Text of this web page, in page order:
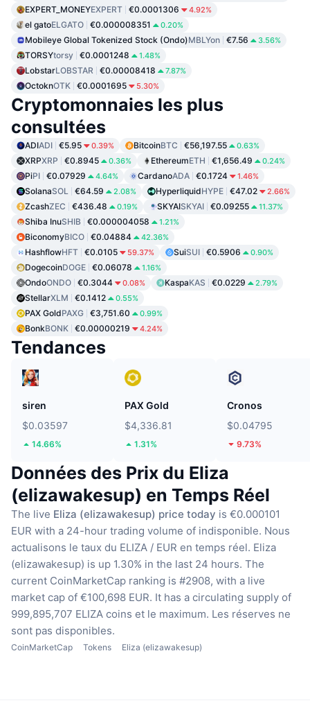
EXPERT_MONEYEXPERT €0.0001306 4.92%
el gatoELGATO €0.000008351 0.20%
Mobileye Global Tokenized Stock (Ondo)MBLYon €7.56 3.56%
TORSYtorsy €0.0001248 1.48%
LobstarLOBSTAR €0.00008418 7.87%
OctoknOTK €0.0001695 5.30%
Cryptomonnaies les plus
consultées
ADIADI €5.95 0.39% BitcoinBTC €56,197.55 0.63%
XRPXRP €0.8945 0.36% EthereumETH €1,656.49 0.24%
PiPI €0.07929 4.64% CardanoADA €0.1724 1.46%
SolanaSOL €64.59 2.08% HyperliquidHYPE €47.02 2.66%
ZcashZEC €436.48 0.19% SKYAISKYAI €0.09255 11.37%
Shiba InuSHIB €0.000004058 1.21%
BiconomyBICO €0.04884 42.36%
HashflowHFT €0.0105 59.37% SuiSUI €0.5906 0.90%
DogecoinDOGE €0.06078 1.16%
OndoONDO €0.3044 0.08% KaspaKAS €0.0229 2.79%
StellarXLM €0.1412 0.55%
PAX GoldPAXG €3,751.60 0.99%
BonkBONK €0.00000219 4.24%
Tendances
siren
$0.03597
14.66%
PAX Gold
$4,336.81
1.31%
Cronos
$0.04795
9.73%
Données des Prix du Eliza
(elizawakesup) en Temps Réel
The live Eliza (elizawakesup) price today is €0.000101
EUR with a 24-hour trading volume of indisponible. Nous
actualisons le taux du ELIZA / EUR en temps réel. Eliza
(elizawakesup) is up 1.30% in the last 24 hours. The
current CoinMarketCap ranking is #2908, with a live
market cap of €100,698 EUR. It has a circulating supply of
999,895,707 ELIZA coins et le maximum. Les réserves ne
sont pas disponibles.
CoinMarketCap Tokens Eliza (elizawakesup)